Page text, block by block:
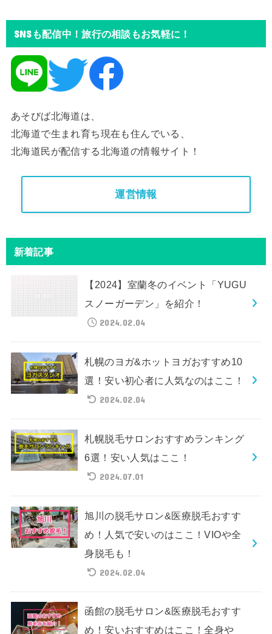
SNSも配信中！旅行の相談もお気軽に！
あそびば北海道は、
北海道で生まれ育ち現在も住んでいる、
北海道民が配信する北海道の情報サイト！
運営情報
新着記事
【2024】室蘭冬のイベント「YUGU
スノーガーデン」を紹介！
2024.02.04
札幌のヨガ&ホットヨガおすすめ10
選！安い初心者に人気なのはここ！
2024.02.04
札幌脱毛サロンおすすめランキング
6選！安い人気はここ！
2024.07.01
旭川の脱毛サロン&医療脱毛おすす
め！人気で安いのはここ！VIOや全
身脱毛も！
2024.02.04
函館の脱毛サロン&医療脱毛おすす
め！安いおすすめはここ！全身や